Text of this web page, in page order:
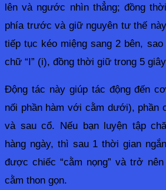
lên và ngước nhìn thẳng; đồng
phía trước và giữ nguyên tư thế
tiếp tục kéo miệng sang 2 bên,
chữ “I” (i), đồng thời giữ trong 5
Động tác này giúp tác động đến
nối phần hàm với cằm dưới), phần
và sau cổ. Nếu bạn luyện tập
hàng ngày, thì sau 1 thời gian
được chiếc “cằm nọng” và trở
cằm thon gọn.